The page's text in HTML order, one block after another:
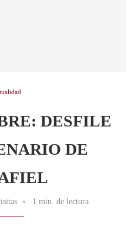
DESFILE
DE
1 min. de lectura